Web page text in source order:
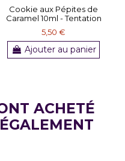
Cookie aux Pépites de
Caramel 10ml - Tentation
5,50 €
Ajouter au panier
ACHETÉ